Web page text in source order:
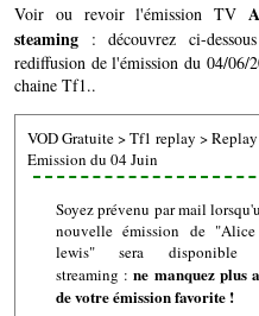
Voir ou revoir l'émission TV
steaming : découvrez ci-
rediffusion de l'émission du 04/06/
chaine Tf1..
VOD Gratuite>Tf1 replay >
Emission du 04 Juin
Soyez prévenu par mail
nouvelle émission de
lewis" sera disponible
streaming :ne manquez plus
de votre émission favorite !